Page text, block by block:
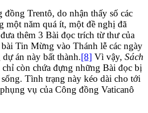
Trentô, do nhận thấy số các
một năm quá ít, một đề nghị đã
thêm 3 Bài đọc trích từ thư của
Tin Mừng vào Thánh lễ các ngày
án này bất thành.[8] Vì vậy, Sách
chỉ còn chứa đựng những Bài đọc bị
Tình trạng này kéo dài cho tới
vụ của Công đồng Vaticanô